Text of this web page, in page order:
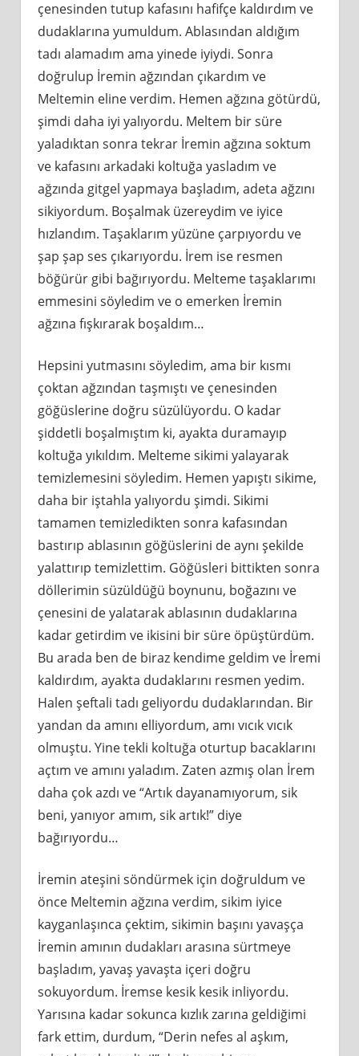
çenesinden tutup kafasını hafifçe kaldırdım ve
dudaklarına yumuldum. Ablasından aldığım
tadı alamadım ama yinede iyiydi. Sonra
doğrulup İremin ağzından çıkardım ve
Meltemin eline verdim. Hemen ağzına götürdü,
şimdi daha iyi yalıyordu. Meltem bir süre
yaladıktan sonra tekrar İremin ağzına soktum
ve kafasını arkadaki koltuğa yasladım ve
ağzında gitgel yapmaya başladım, adeta ağzını
sikiyordum. Boşalmak üzereydim ve iyice
hızlandım. Taşaklarım yüzüne çarpıyordu ve
şap şap ses çıkarıyordu. İrem ise resmen
böğürür gibi bağırıyordu. Melteme taşaklarımı
emmesini söyledim ve o emerken İremin
ağzına fışkırarak boşaldım…
Hepsini yutmasını söyledim, ama bir kısmı
çoktan ağzından taşmıştı ve çenesinden
göğüslerine doğru süzülüyordu. O kadar
şiddetli boşalmıştım ki, ayakta duramayıp
koltuğa yıkıldım. Melteme sikimi yalayarak
temizlemesini söyledim. Hemen yapıştı sikime,
daha bir iştahla yalıyordu şimdi. Sikimi
tamamen temizledikten sonra kafasından
bastırıp ablasının göğüslerini de aynı şekilde
yalattırıp temizlettim. Göğüsleri bittikten sonra
döllerimin süzüldüğü boynunu, boğazını ve
çenesini de yalatarak ablasının dudaklarına
kadar getirdim ve ikisini bir süre öpüştürdüm.
Bu arada ben de biraz kendime geldim ve İremi
kaldırdım, ayakta dudaklarını resmen yedim.
Halen şeftali tadı geliyordu dudaklarından. Bir
yandan da amını elliyordum, amı vıcık vıcık
olmuştu. Yine tekli koltuğa oturtup bacaklarını
açtım ve amını yaladım. Zaten azmış olan İrem
daha çok azdı ve “Artık dayanamıyorum, sik
beni, yanıyor amım, sik artık!” diye
bağırıyordu…
İremin ateşini söndürmek için doğruldum ve
önce Meltemin ağzına verdim, sikim iyice
kayganlaşınca çektim, sikimin başını yavaşça
İremin amının dudakları arasına sürtmeye
başladım, yavaş yavaşta içeri doğru
sokuyordum. İremse kesik kesik inliyordu.
Yarısına kadar sokunca kızlık zarına geldiğimi
fark ettim, durdum, “Derin nefes al aşkım,